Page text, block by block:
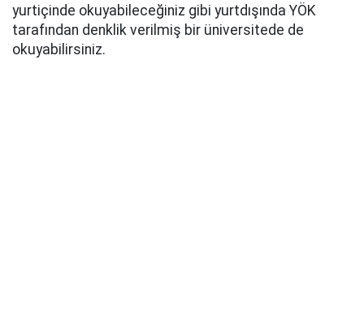
yurtiçinde okuyabileceğiniz gibi yurtdışında YÖK
tarafından denklik verilmiş bir üniversitede de
okuyabilirsiniz.